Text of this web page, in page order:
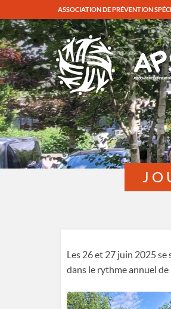
ASSOCIATION DE PRÉVENTION
Les 26 et 27 juin 2025
dans le rythme annuel de